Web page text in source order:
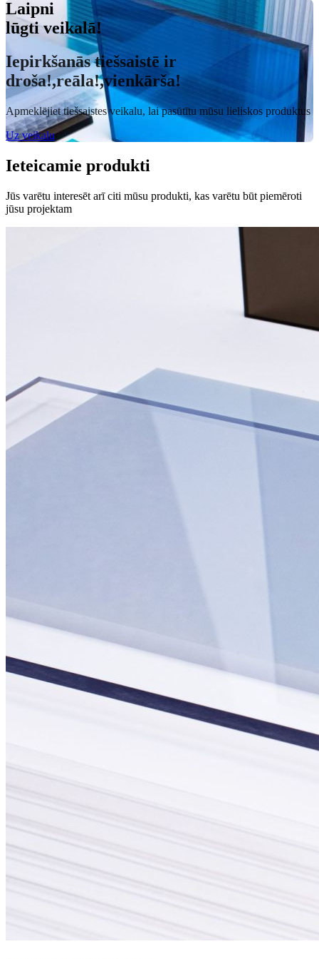
Laipni
lūgti veikalā!
Iepirkšanās tiešsaistē ir
droša!,reāla!,vienkārša!
Apmeklējiet tiešsaistes veikalu, lai pasūtītu mūsu lieliskos produktus
Uz veikalu
Ieteicamie produkti
Jūs varētu interesēt arī citi mūsu produkti, kas varētu būt piemēroti
jūsu projektam